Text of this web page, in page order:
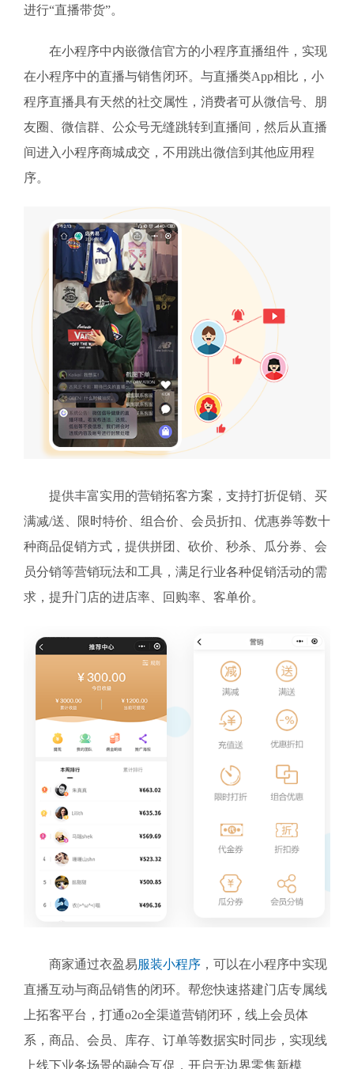
进行“直播带货”。
在小程序中内嵌微信官方的小程序直播组件，实现
在小程序中的直播与销售闭环。与直播类App相比，小
程序直播具有天然的社交属性，消费者可从微信号、朋
友圈、微信群、公众号无缝跳转到直播间，然后从直播
间进入小程序商城成交，不用跳出微信到其他应用程
序。
提供丰富实用的营销拓客方案，支持打折促销、买
满减/送、限时特价、组合价、会员折扣、优惠券等数十
种商品促销方式，提供拼团、砍价、秒杀、瓜分券、会
员分销等营销玩法和工具，满足行业各种促销活动的需
求，提升门店的进店率、回购率、客单价。
商家通过衣盈易服装小程序 ，可以在小程序中实现
直播互动与商品销售的闭环。帮您快速搭建门店专属线
上拓客平台，打通o2o全渠道营销闭环，线上会员体
系，商品、会员、库存、订单等数据实时同步，实现线
上线下业务场景的融合互促，开启无边界零售新模